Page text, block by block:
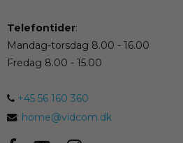
Telefontider:
Mandag-torsdag 8.00 - 16.00
Fredag 8.00 - 15.00
+45 56 160 360
: home@vidcom.dk